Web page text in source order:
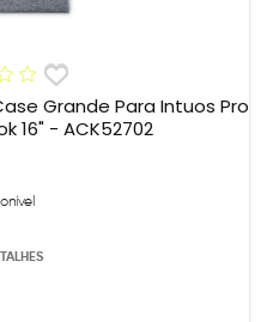
Grande Para Intuos Pro
16" - ACK52702